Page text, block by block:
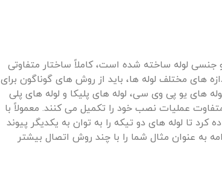
جنسی لوله ساخته شده است، کاملاً ساختار متفاوتی
های مختلف لوله ها، باید از روش های گوناگون برای
های یو پی وی سی، لوله های پلیکا و لوله های پلی
عملیات نصب خود را تکمیل می کنند. معمولاً با
تا لوله های دو تیکه را به توان به یکدیگر پیوند
به عنوان مثال شما را با چند روش اتصال بیشتر